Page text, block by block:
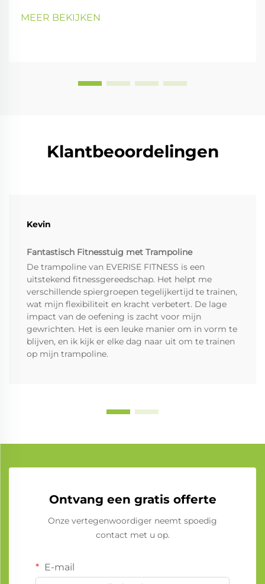
MEER BEKIJKEN
Klantbeoordelingen
Kevin
Fantastisch Fitnesstuig met Trampoline
De trampoline van EVERISE FITNESS is een
uitstekend fitnessgereedschap. Het helpt me
verschillende spiergroepen tegelijkertijd te trainen,
wat mijn flexibiliteit en kracht verbetert. De lage
impact van de oefening is zacht voor mijn
gewrichten. Het is een leuke manier om in vorm te
blijven, en ik kijk er elke dag naar uit om te trainen
op mijn trampoline.
Ontvang een gratis offerte
Onze vertegenwoordiger neemt spoedig
contact met u op.
E-mail